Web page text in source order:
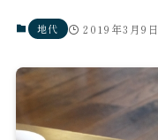
地代 2019年3月9日